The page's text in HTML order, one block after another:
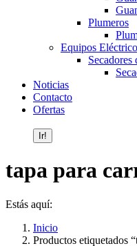
Plumeros
Equipos
Secadores
Noticias
Contacto
Ofertas
Buscar:
tapa para
Estás aquí:
Inicio
Productos etiquetados